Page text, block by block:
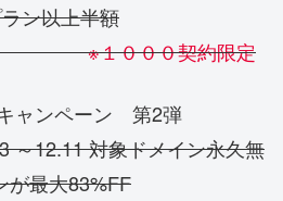
ン以上半額
※１０００契約限定
ャンペーン 第2弾
～12.11 対象ドメイン永久無
が最大83%FF